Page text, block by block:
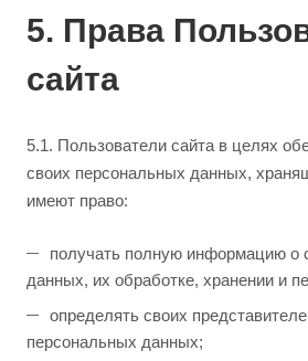
5. Права
сайта
5.1. Пользователи сайта в целях
своих персональных данных,
имеют право:
получать полную информацию о
данных, их обработке, хранении и
определять своих
персональных данных;